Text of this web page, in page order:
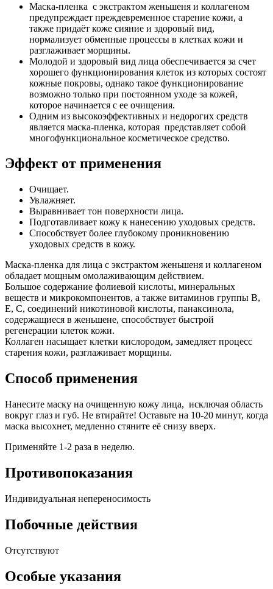
Маска-пленка с экстрактом женьшеня и коллагеном
предупреждает преждевременное старение кожи, а
также придаёт коже сияние и здоровый вид,
нормализует обменные процессы в клетках кожи и
разглаживает морщины.
Молодой и здоровый вид лица обеспечивается за счет
хорошего функционирования клеток из которых состоят
кожные покровы, однако такое функционирование
возможно только при постоянном уходе за кожей,
которое начинается с ее очищения.
Одним из высокоэффективных и недорогих средств
является маска-пленка, которая представляет собой
многофункциональное косметическое средство.
Эффект от применения
Очищает.
Увлажняет.
Выравнивает тон поверхности лица.
Подготавливает кожу к нанесению уходовых средств.
Способствует более глубокому проникновению
уходовых средств в кожу.
Маска-пленка для лица с экстрактом женьшеня и коллагеном
обладает мощным омолаживающим действием.
Большое содержание фолиевой кислоты, минеральных
веществ и микрокомпонентов, а также витаминов группы В,
Е, С, соединений никотиновой кислоты, панаксинола,
содержащиеся в женьшене, способствует быстрой
регенерации клеток кожи.
Коллаген насыщает клетки кислородом, замедляет процесс
старения кожи, разглаживает морщины.
Способ применения
Нанесите маску на очищенную кожу лица, исключая область
вокруг глаз и губ. Не втирайте! Оставьте на 10-20 минут, когда
маска высохнет, медленно стяните её снизу вверх.
Применяйте 1-2 раза в неделю.
Противопоказания
Индивидуальная непереносимость
Побочные действия
Отсутствуют
Особые указания